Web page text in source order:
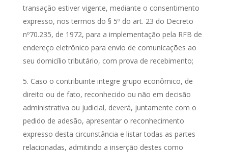
transação estiver vigente, mediante o consentimento
expresso, nos termos do § 5º do art. 23 do Decreto
nº70.235, de 1972, para a implementação pela RFB de
endereço eletrônico para envio de comunicações ao
seu domicílio tributário, com prova de recebimento;
5. Caso o contribuinte integre grupo econômico, de
direito ou de fato, reconhecido ou não em decisão
administrativa ou judicial, deverá, juntamente com o
pedido de adesão, apresentar o reconhecimento
expresso desta circunstância e listar todas as partes
relacionadas, admitindo a inserção destes como